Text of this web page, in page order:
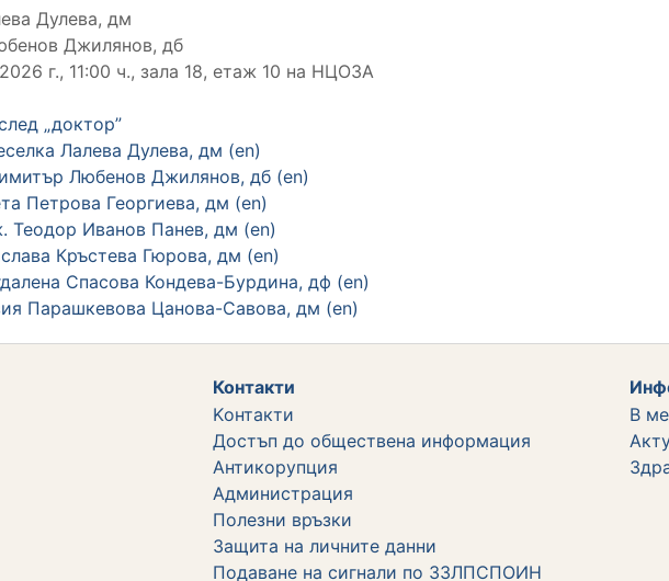
Дулева, дм
Джилянов, дб
г., 11:00 ч., зала 18, етаж 10 на НЦОЗА
„доктор”
Лалева Дулева, дм (en)
Любенов Джилянов, дб (en)
Петрова Георгиева, дм (en)
Теодор Иванов Панев, дм (en)
Кръстева Гюрова, дм (en)
Спасова Кондева-Бурдина, дф (en)
Парашкевова Цанова-Савова, дм (en)
Контакти
Kонтакти
Достъп до обществена информация
Aнтикорупция
Администрация
Полезни връзки
Защита на личните данни
Подаване на сигнали по ЗЗЛПСПОИН
В